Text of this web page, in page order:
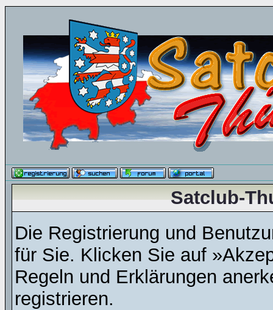
Satclub-
Die Registrierung und
für Sie. Klicken Sie auf
Regeln und Erklärungen
registrieren.